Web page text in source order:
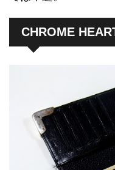
CHROME